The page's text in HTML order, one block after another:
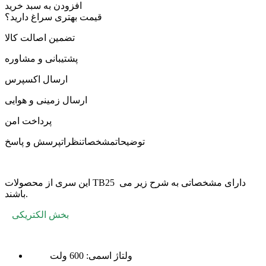
افزودن به سبد خرید
قیمت بهتری سراغ دارید؟
تضمین اصالت کالا
پشتیبانی و مشاوره
ارسال اکسپرس
ارسال زمینی و هوایی
پرداخت امن
توضیحاتمشخصاتنظراتپرسش و پاسخ
این سری از محصولات TB25 دارای مشخصاتی به شرح زیر می
باشند.
بخش الکتریکی
ولتاژ اسمی: 600 ولت